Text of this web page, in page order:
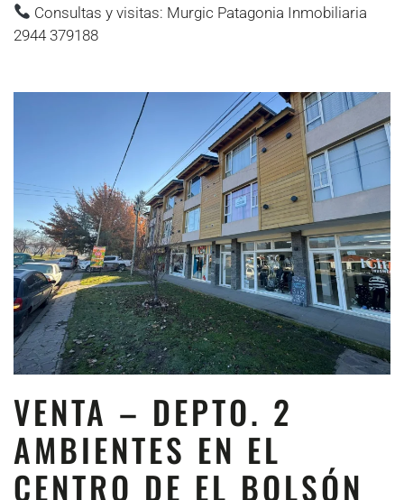
Consultas y visitas: Murgic Patagonia Inmobiliaria
2944 379188
VENTA – DEPTO. 2
AMBIENTES EN EL
CENTRO DE EL BOLSÓN